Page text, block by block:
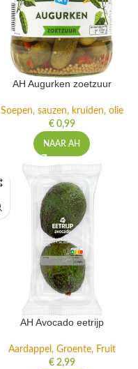
AH Augurken zoetzuur
Soepen, sauzen, kruiden, olie
€0,99
NAAR AH
AH Avocado eetrijp
Aardappel, Groente, Fruit
€2,99